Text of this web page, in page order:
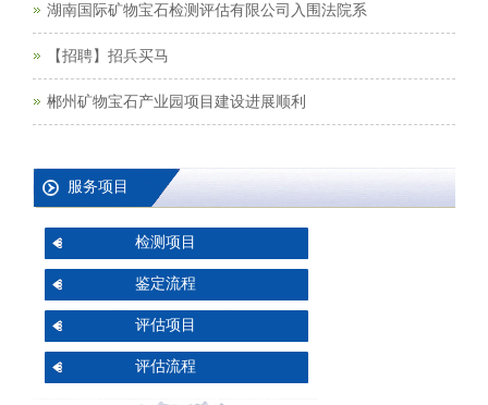
湖南国际矿物宝石检测评估有限公司入围法院系
【招聘】招兵买马
郴州矿物宝石产业园项目建设进展顺利
服务项目
检测项目
鉴定流程
评估项目
评估流程